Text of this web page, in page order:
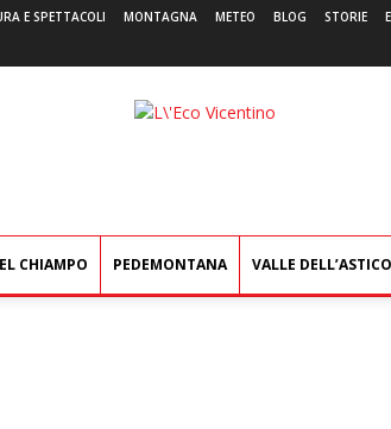
E SPETTACOLI MONTAGNA METEO BLOG STORIE
L'Eco
CHIAMPO PEDEMONTANA VALLE DELL’ASTICO